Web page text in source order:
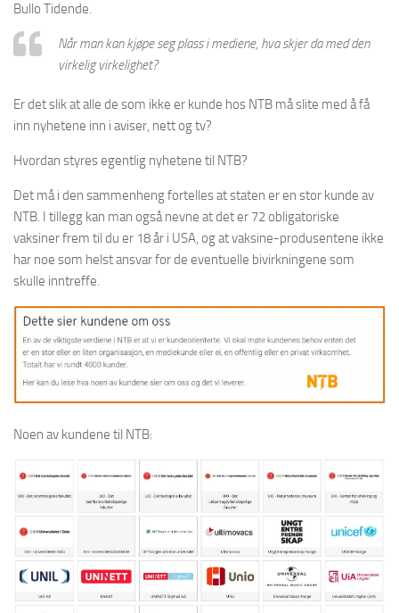
Bullo Tidende.
Når man kan kjøpe seg plass i mediene, hva skjer da med den
virkelig virkelighet?
Er det slik at alle de som ikke er kunde hos NTB må slite med å få
inn nyhetene inn i aviser, nett og tv?
Hvordan styres egentlig nyhetene til NTB?
Det må i den sammenheng fortelles at staten er en stor kunde av
NTB. I tillegg kan man også nevne at det er 72 obligatoriske
vaksiner frem til du er 18 år i USA, og at vaksine-produsentene ikke
har noe som helst ansvar for de eventuelle bivirkningene som
skulle inntreffe.
Noen av kundene til NTB: